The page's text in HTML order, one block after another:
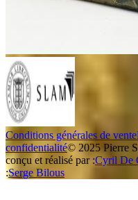
Conditions générales de vente
confidentialité© 2025 Pierre
conçu et réalisé par :Cyril De
:Serge Bilous